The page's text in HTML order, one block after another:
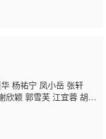
杨祐宁 凤小岳 张轩
欣颖 郭雪芙 江宜蓉 胡玮
霍建华 郑元畅 王柏
贺美智久 屈中恒 林暐
生 王月 温升豪 蔡君